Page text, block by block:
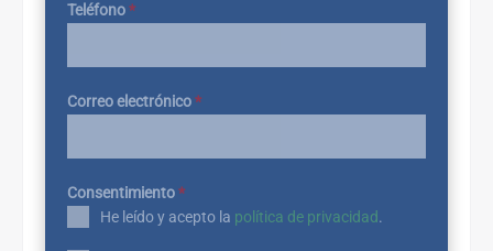
Teléfono*
Correo electrónico*
Consentimiento*
He leído y acepto la política de privacidad.